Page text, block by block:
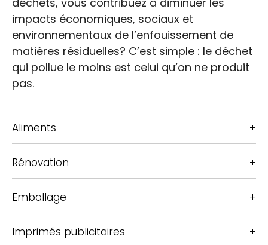
impacts économiques, sociaux et
environnementaux de l’enfouissement de
matières résiduelles? C’est simple : le déchet
qui pollue le moins est celui qu’on ne produit
pas.
Aliments
Rénovation
Emballage
Imprimés publicitaires